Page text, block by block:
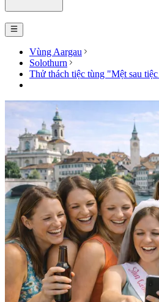
Vùng Aargau
Solothurn
Thử thách tiệc tùng "Mệt sau